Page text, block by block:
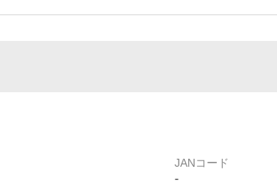
JANコード
-